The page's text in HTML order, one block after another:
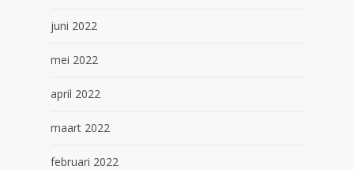
juni 2022
mei 2022
april 2022
maart 2022
februari 2022